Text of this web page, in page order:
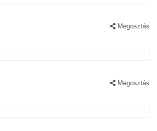
Megosztás
Megosztás